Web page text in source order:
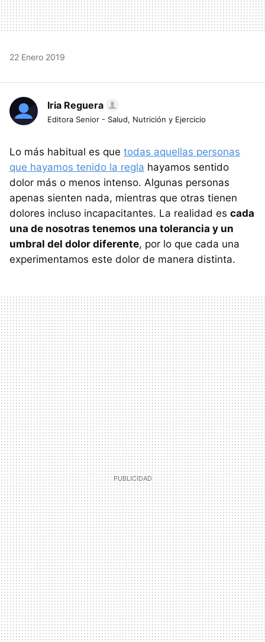
22 Enero 2019
Iria Reguera
Editora Senior - Salud, Nutrición y Ejercicio
Lo más habitual es que todas aquellas personas
que hayamos tenido la regla hayamos sentido
dolor más o menos intenso. Algunas personas
apenas sienten nada, mientras que otras tienen
dolores incluso incapacitantes. La realidad es cada
una de nosotras tenemos una tolerancia y un
umbral del dolor diferente, por lo que cada una
experimentamos este dolor de manera distinta.